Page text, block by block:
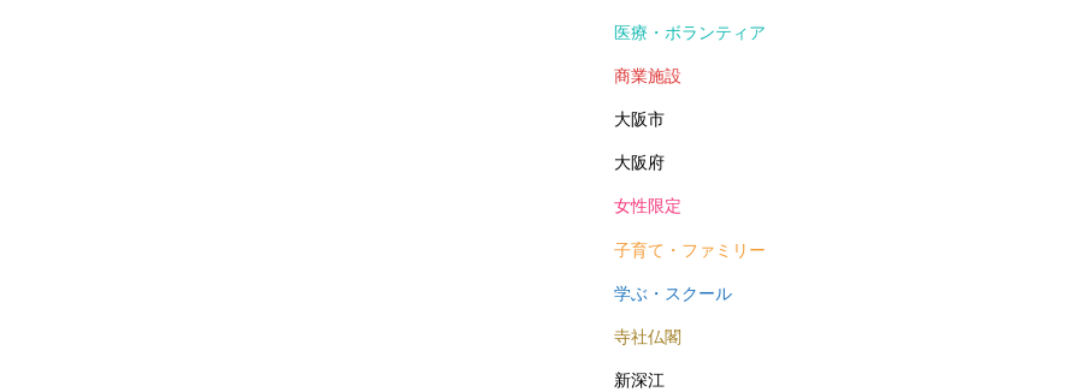
医療・ボランティア
商業施設
大阪市
大阪府
女性限定
子育て・ファミリー
学ぶ・スクール
寺社仏閣
新深江